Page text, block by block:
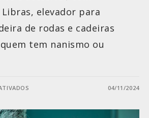
elevador para
de rodas e cadeiras
tem nanismo ou
04/11/2024